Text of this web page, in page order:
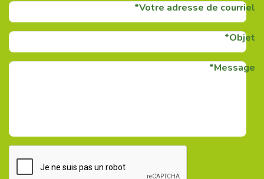
Votre adresse de courriel
Objet
Message